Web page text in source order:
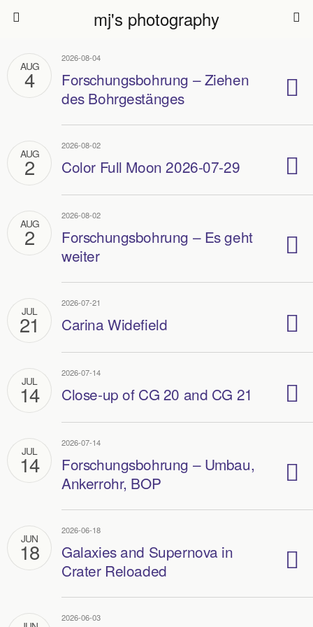
mj's photography
AUG
4
2026-08-04
Forschungsbohrung – Ziehen
des Bohrgestänges
AUG
2
2026-08-02
Color Full Moon 2026-07-29
AUG
2
2026-08-02
Forschungsbohrung – Es geht
weiter
JUL
21
2026-07-21
Carina Widefield
JUL
14
2026-07-14
Close-up of CG 20 and CG 21
JUL
14
2026-07-14
Forschungsbohrung – Umbau,
Ankerrohr, BOP
JUN
18
2026-06-18
Galaxies and Supernova in
Crater Reloaded
2026-06-03